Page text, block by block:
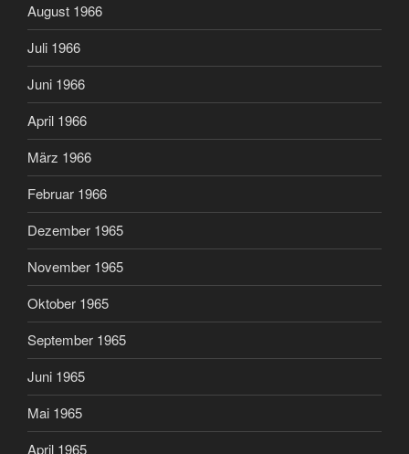
August 1966
Juli 1966
Juni 1966
April 1966
März 1966
Februar 1966
Dezember 1965
November 1965
Oktober 1965
September 1965
Juni 1965
Mai 1965
April 1965